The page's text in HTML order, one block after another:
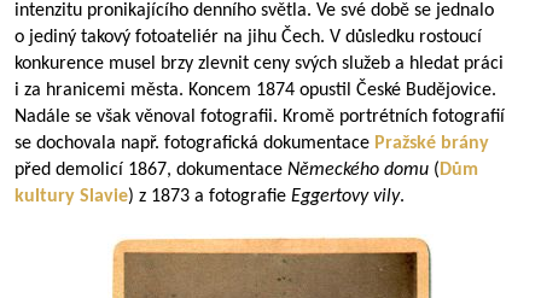
intenzitu pronikajícího denního světla. Ve své době se jednalo
o jediný takový fotoateliér na jihu Čech. V důsledku rostoucí
konkurence musel brzy zlevnit ceny svých služeb a hledat práci
i za hranicemi města. Koncem 1874 opustil České Budějovice.
Nadále se však věnoval fotografii. Kromě portrétních fotografií
se dochovala např. fotografická dokumentace Pražské brány
před demolicí 1867, dokumentace Německého domu ( Dům
kultury Slavie) z 1873 a fotografie Eggertovy vily.